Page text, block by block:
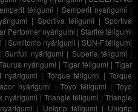
téligumi | Semperit nyárigumi |
| Sportiva téligumi |Sportiva
Performer nyárigumi | Starfire téligumi
| Sumitomo nyárigumi | SUN-F téligumi
| Sunfull nyárigumi | Superia téligumi |
nyárigumi | Tigar téligumi |Tigar
nyárigumi | Torque téligumi |Torque
nyárigumi |Toyo téligumi |Toyo
nyárigumi | Triangle téligumi |Triangle
| Unigrip téligumi | Unigrip